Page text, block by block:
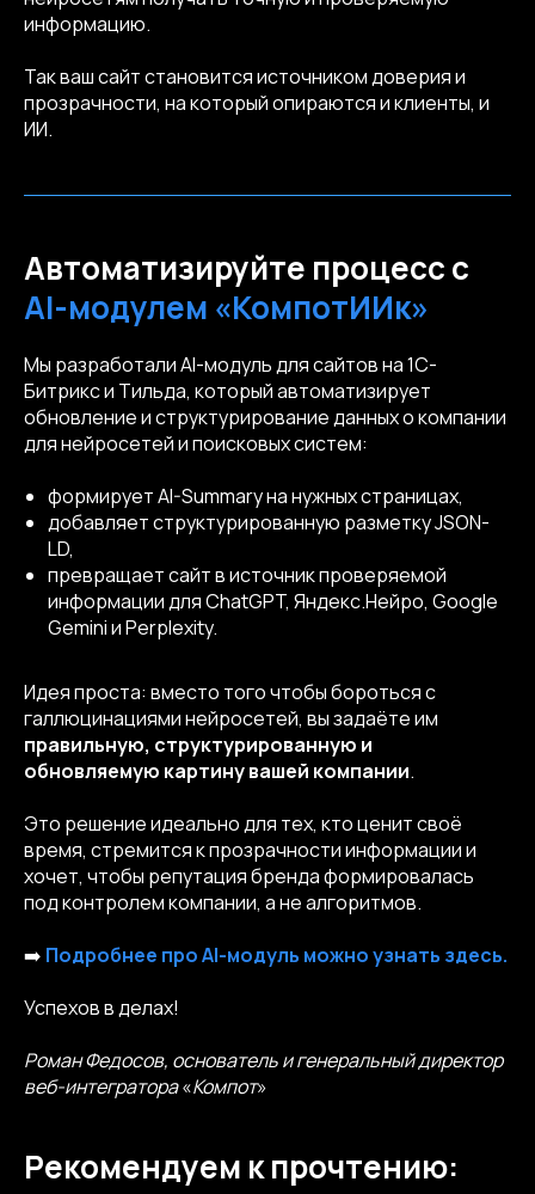
информацию.
Так ваш сайт становится источником доверия и
прозрачности, на который опираются и клиенты, и
ИИ.
Автоматизируйте процесс с
AI-модулем «КомпотИИк»
Мы разработали AI-модуль для сайтов на 1С-
Битрикс и Тильда, который автоматизирует
обновление и структурирование данных о компании
для нейросетей и поисковых систем:
формирует AI-Summary на нужных страницах,
добавляет структурированную разметку JSON-
LD,
превращает сайт в источник проверяемой
информации для ChatGPT, Яндекс.Нейро, Google
Gemini и Perplexity.
Идея проста: вместо того чтобы бороться с
галлюцинациями нейросетей, вы задаёте им
правильную, структурированную и
обновляемую картину вашей компании.
Это решение идеально для тех, кто ценит своё
время, стремится к прозрачности информации и
хочет, чтобы репутация бренда формировалась
под контролем компании, а не алгоритмов.
➡️ Подробнее про AI-модуль можно узнать здесь.
Успехов в делах!
Роман Федосов, основатель и генеральный директор
веб-интегратора«Компот»
Рекомендуем к прочтению:
Копирование материалов сайта запрещено
Dprofile
Telegram YouTube
Наши реквизиты
Сведения об аккредитации